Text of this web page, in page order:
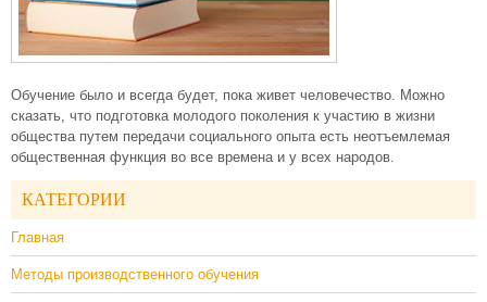
Обучение было и всегда будет, пока живет человечество. Можно
сказать, что подготовка молодого поколения к участию в жизни
общества путем передачи социального опыта есть неотъемлемая
общественная функция во все времена и у всех народов.
КАТЕГОРИИ
Главная
Методы производственного обучения